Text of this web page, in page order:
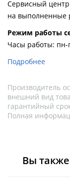
Сервисный центр
на выполненные
Pежим работы
Часы работы: пн-
Подробнее
Производитель
внешний вид
гарантийный
Полная
Вы